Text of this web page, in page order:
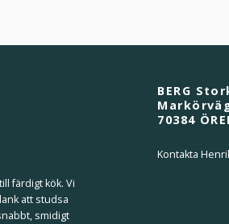
färdigt kök. Vi
att studsa
smidigt
BERG
70384
Kontakta